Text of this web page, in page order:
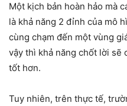
Một kịch bản hoàn hảo mà
là khả năng 2 đỉnh của mô
cùng chạm đến một vùng
vậy thì khả năng chốt lời sẽ
tốt hơn.
Tuy nhiên, trên thực tế,